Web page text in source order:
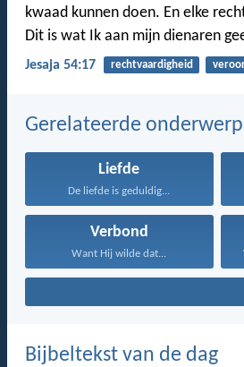
kwaad kunnen doen. En elke
Dit is wat Ik aan mijn dienaren
Jesaja 54:17 rechtvaardigheid
Gerelateerde
Liefde
De liefde is geduldig...
Verbond
Want Hij wilde dat...
Bijbeltekst van de dag